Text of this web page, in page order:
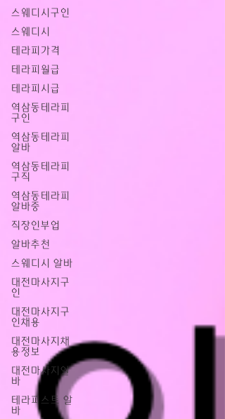
스웨디시구인
스웨디시
테라피가격
테라피월급
테라피시급
역삼동테라피
구인
역삼동테라피
알바
역삼동테라피
구직
역삼동테라피
알바중
직장인부업
알바추천
스웨디시 알바
대전마사지구
인
대전마사지구
인채용
대전마사지채
용정보
대전마사지알
바
테라피스트 알
바